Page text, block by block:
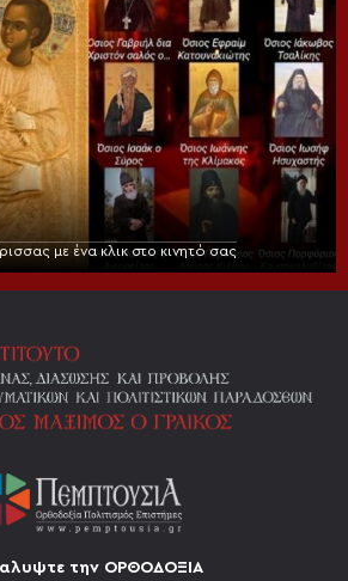
με ένα κλικ στο κινητό σας
την ΟΡΘΟΔΟΞΙΑ